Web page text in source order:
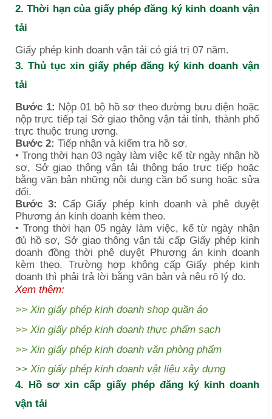
2. Thời hạn của giấy phép đăng ký kinh doanh vận
tải
Giấy phép kinh doanh vận tải có giá trị 07 năm.
3. Thủ tục xin giấy phép đăng ký kinh doanh vận
tải
Bước 1: Nộp 01 bộ hồ sơ theo đường bưu điện hoặc
nộp trực tiếp tại Sở giao thông vận tải tỉnh, thành phố
trực thuộc trung ương.
Bước 2: Tiếp nhận và kiểm tra hồ sơ.
• Trong thời hạn 03 ngày làm việc kể từ ngày nhận hồ
sơ, Sở giao thông vận tải thông báo trực tiếp hoặc
bằng văn bản những nội dung cần bổ sung hoặc sửa
đổi.
Bước 3: Cấp Giấy phép kinh doanh và phê duyệt
Phương án kinh doanh kèm theo.
• Trong thời hạn 05 ngày làm việc, kể từ ngày nhận
đủ hồ sơ, Sở giao thông vận tải cấp Giấy phép kinh
doanh đồng thời phê duyệt Phương án kinh doanh
kèm theo. Trường hợp không cấp Giấy phép kinh
doanh thì phải trả lời bằng văn bản và nêu rõ lý do.
Xem thêm:
>> Xin giấy phép kinh doanh shop quần áo
>> Xin giấy phép kinh doanh thực phẩm sạch
>> Xin giấy phép kinh doanh văn phòng phẩm
>> Xin giấy phép kinh doanh vật liệu xây dựng
4. Hồ sơ xin cấp giấy phép đăng ký kinh doanh
vận tải